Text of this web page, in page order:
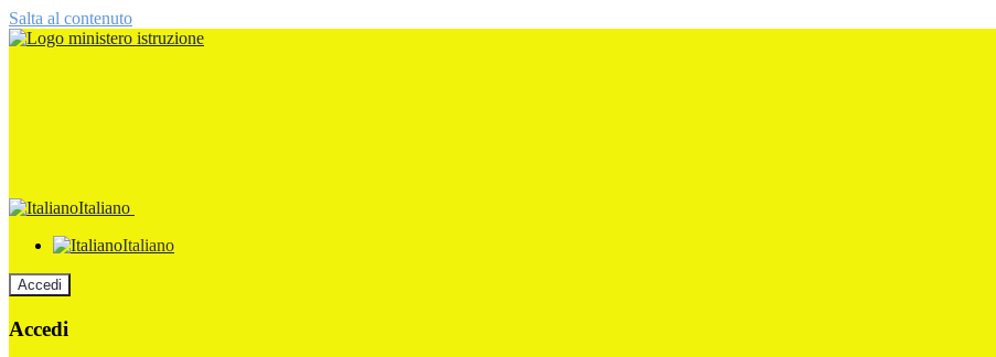
Salta al contenuto
Italiano
Italiano
Accedi
Accedi